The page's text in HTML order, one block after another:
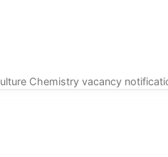
Chemistry vacancy